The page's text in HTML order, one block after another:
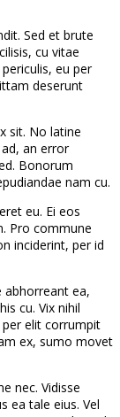
Sed et brute
cu vitae
eu per
deserunt
sit. No latine
an error
Bonorum
nam cu.
eu. Ei eos
Pro commune
inciderint, per id
abhorreant ea,
cu. Vix nihil
elit corrumpit
ex, sumo movet
nec. Vidisse
ea tale eius. Vel